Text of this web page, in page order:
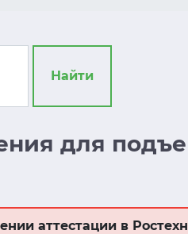
Найти
для
аттестации в